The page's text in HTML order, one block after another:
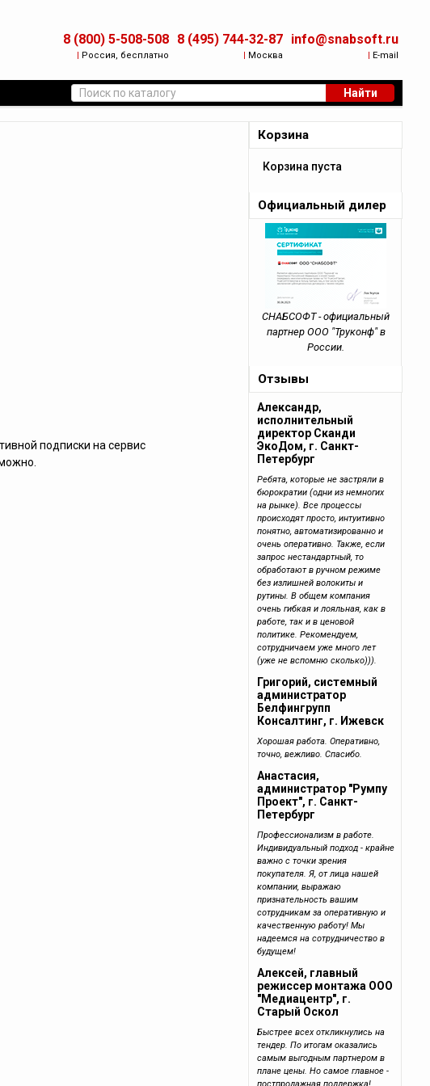
8 (800) 5-508-508
| Россия, бесплатно
8 (495) 744-32-87
| Москва
info@snabsoft.ru
| E-mail
Найти
подписки на сервис
Корзина
Корзина пуста
Официальный дилер
СНАБСОФТ - официальный
партнер ООО "Труконф" в
России.
Отзывы
Александр,
исполнительный
директор Сканди
ЭкоДом, г. Санкт-
Петербург
Ребята, которые не застряли в
бюрократии (одни из немногих
на рынке). Все процессы
происходят просто, интуитивно
понятно, автоматизированно и
очень оперативно. Также, если
запрос нестандартный, то
обработают в ручном режиме
без излишней волокиты и
рутины. В общем компания
очень гибкая и лояльная, как в
работе, так и в ценовой
политике. Рекомендуем,
сотрудничаем уже много лет
(уже не вспомню сколько))).
Григорий, системный
администратор
Белфингрупп
Консалтинг, г. Ижевск
Хорошая работа. Оперативно,
точно, вежливо. Спасибо.
Анастасия,
администратор "Румпу
Проект", г. Санкт-
Петербург
Профессионализм в работе.
Индивидуальный подход - крайне
важно с точки зрения
покупателя. Я, от лица нашей
компании, выражаю
признательность вашим
сотрудникам за оперативную и
качественную работу! Мы
надеемся на сотрудничество в
будущем!
Алексей, главный
режиссер монтажа ООО
"Медиацентр", г.
Старый Оскол
Быстрее всех откликнулись на
тендер. По итогам оказались
самым выгодным партнером в
плане цены. Но самое главное -